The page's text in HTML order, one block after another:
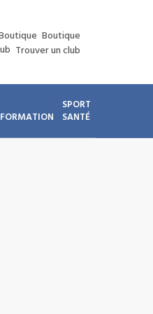
Boutique
Trouver un club
FORMATION
SPORT
SANTÉ